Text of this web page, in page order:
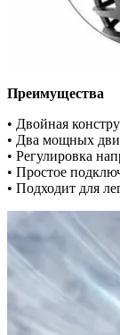
Преимущества
• Двойная
• Два мощных
• Регулировка
• Простое
• Подходит для